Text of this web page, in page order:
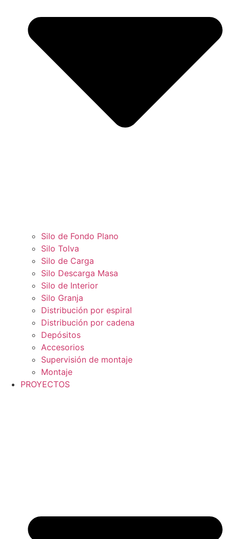
Silo de Fondo Plano
Silo Tolva
Silo de Carga
Silo Descarga Masa
Silo de Interior
Silo Granja
Distribución por espiral
Distribución por cadena
Depósitos
Accesorios
Supervisión de montaje
Montaje
PROYECTOS